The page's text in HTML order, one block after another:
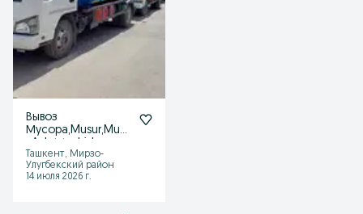
Вывоз
Мусора,Musur,Muso
xizmati,
Строительный
мусор,хла
Ташкент, Мирзо-
Улугбекский район
14 июля 2026 г.